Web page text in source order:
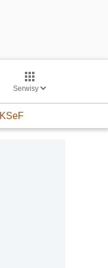
Serwisy
KSeF